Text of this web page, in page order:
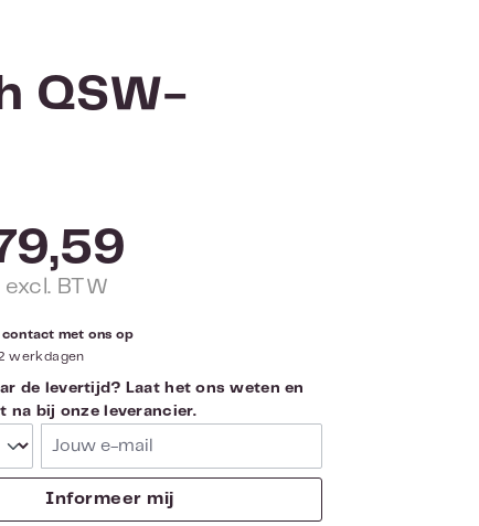
QSW-
BTW
contact met ons op
werkdagen
de levertijd? Laat het ons weten en
na bij onze leverancier.
Informeer mij